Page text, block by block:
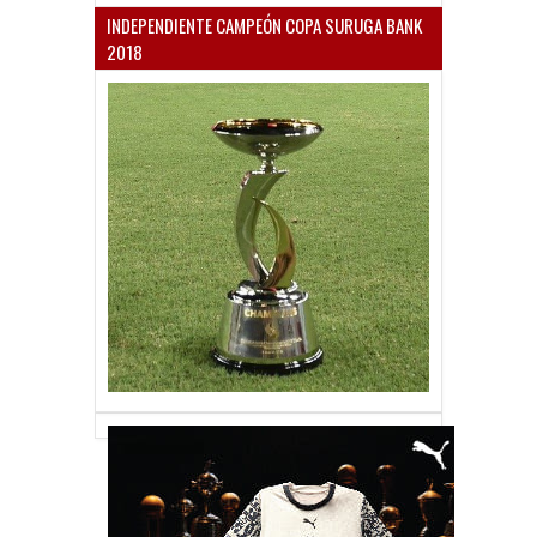
INDEPENDIENTE CAMPEÓN COPA SURUGA BANK
2018